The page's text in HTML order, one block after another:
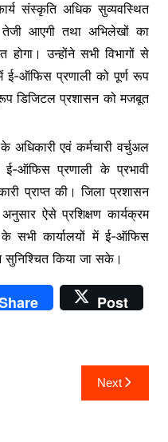
संस्कृति अधिक सुव्यवस्थित
तेजी आएगी तथा अभिलेखों का
होगा। उन्होंने सभी विभागों से
में ई-ऑफिस प्रणाली को पूर्ण रूप
डिजिटल प्रशासन को मजबूत
के अधिकारी एवं कर्मचारी वर्चुअल
ऑफिस प्रणाली के प्रभावी
प्राप्त की। जिला प्रशासन
ऐसे प्रशिक्षण कार्यक्रम
सभी कार्यालयों में ई-ऑफिस
सुनिश्चित किया जा सके।
Post
Next